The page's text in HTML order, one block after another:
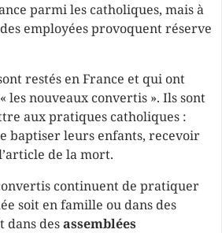
parmi les catholiques, mais à
employées provoquent réserve
restés en France et qui ont
les nouveaux convertis ». Ils sont
aux pratiques catholiques :
baptiser leurs enfants, recevoir
de la mort.
continuent de pratiquer
soit en famille ou dans des
dans desassemblées